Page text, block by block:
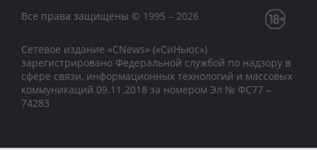
Все права защищены © 1995 – 2026
Сетевое издание «CNews» («СиНьюс»)
зарегистрировано Федеральной службой по надзору в
сфере связи, информационных технологий и массовых
коммуникаций 09.11.2018 за номером Эл № ФС77 –
74283